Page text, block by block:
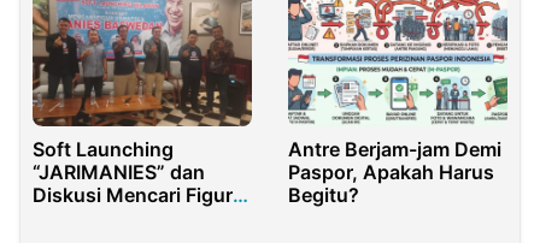
Soft Launching
“JARIMANIES” dan
Diskusi Mencari Figur
Antre Berjam-jam Demi
Paspor, Apakah Harus
Begitu?